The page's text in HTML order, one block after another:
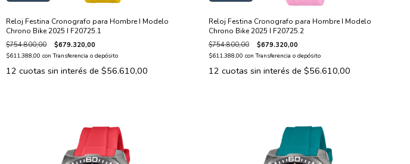
Reloj Festina Cronografo para Hombre I Modelo
Chrono Bike 2025 I F20725.1
$754.800,00 $679.320,00
$611.388,00 con Transferencia o depósito
12 cuotas sin interés de $56.610,00
Reloj Festina Cronografo para Hombre I Modelo
Chrono Bike 2025 I F20725.2
$754.800,00 $679.320,00
$611.388,00 con Transferencia o depósito
12 cuotas sin interés de $56.610,00